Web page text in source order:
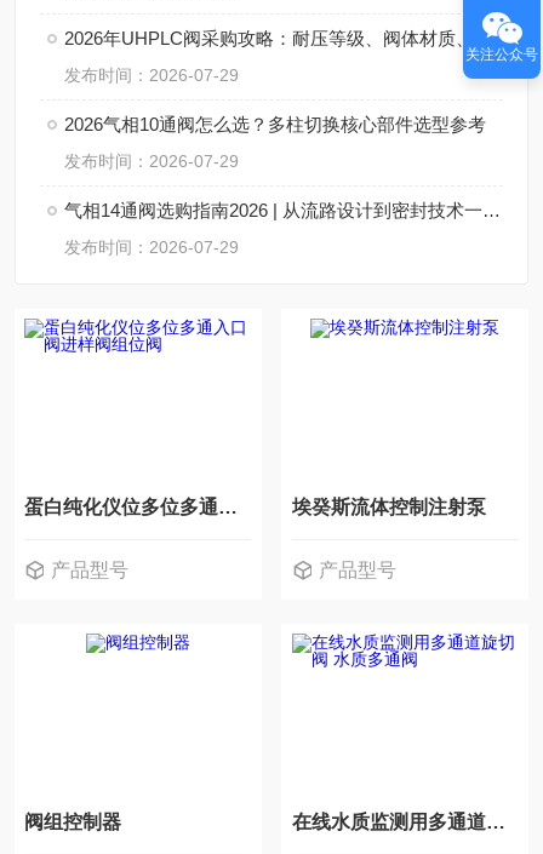
2026年UHPLC阀采购攻略：耐压等级、阀体材质、流路设计三维评估
发布时间：2026-07-29
2026气相10通阀怎么选？多柱切换核心部件选型参考
发布时间：2026-07-29
气相14通阀选购指南2026 | 从流路设计到密封技术一次讲透
发布时间：2026-07-29
蛋白纯化仪位多位多通入口阀进样阀组位阀
产品型号
埃癸斯流体控制注射泵
产品型号
阀组控制器 在线水质监测用多通道旋切阀 水质多通阀
关注公众号